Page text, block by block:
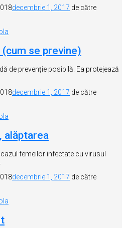
decembrie 1, 2017 de către
se previne)
de prevenție posibilă. Ea protejează
decembrie 1, 2017 de către
alăptarea
femeilor infectate cu virusul
decembrie 1, 2017 de către